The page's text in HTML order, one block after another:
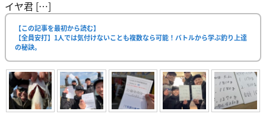
イヤ君 […]
【この記事を最初から読む】
【全員安打】1人では気付けないことも複数なら可能！バトルから学ぶ釣り上達
の秘訣。